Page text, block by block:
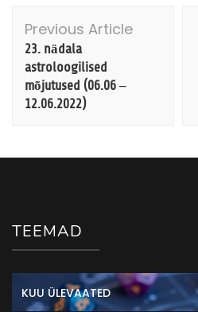
Post
Navigation
Previous Article
23. nädala
astroloogilised
mõjutused (06.06 –
12.06.2022)
TEEMAD
KUU ÜLEVAATED